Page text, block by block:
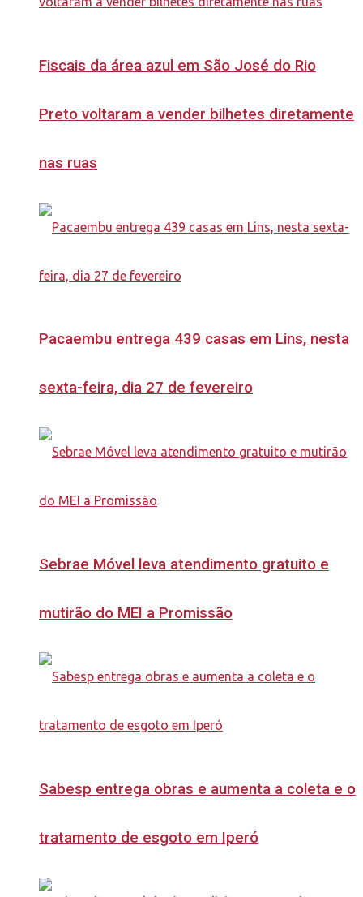
Fiscais da área azul em São José do Rio
Preto voltaram a vender bilhetes diretamente
nas ruas
Pacaembu entrega 439 casas em Lins, nesta
sexta-feira, dia 27 de fevereiro
Sebrae Móvel leva atendimento gratuito e
mutirão do MEI a Promissão
Sabesp entrega obras e aumenta a coleta e o
tratamento de esgoto em Iperó